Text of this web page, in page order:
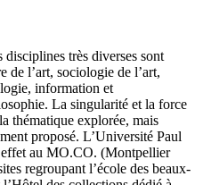
très diverses sont
de l’art, sociologie de l’art,
information et
La singularité et la force
thématique explorée, mais
proposé. L’Université Paul
effet au MO.CO. (Montpellier
regroupant l’école des beaux-